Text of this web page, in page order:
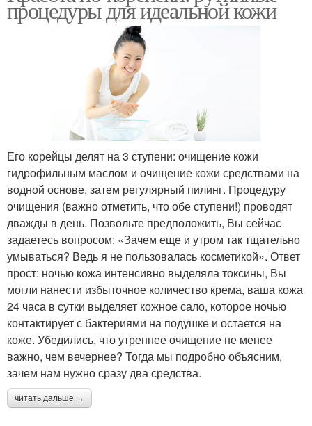
процедуры для идеальной кожи
Его корейцы делят на 3 ступени: очищение кожи
гидрофильным маслом и очищение кожи средствами на
водной основе, затем регулярный пилинг. Процедуру
очищения (важно отметить, что обе ступени!) проводят
дважды в день. Позвольте предположить, Вы сейчас
задаетесь вопросом: «Зачем еще и утром так тщательно
умываться? Ведь я не пользовалась косметикой». Ответ
прост: ночью кожа интенсивно выделяла токсины, Вы
могли нанести избыточное количество крема, ваша кожа
24 часа в сутки выделяет кожное сало, которое ночью
контактирует с бактериями на подушке и остается на
коже. Убедились, что утреннее очищение не менее
важно, чем вечернее? Тогда мы подробно объясним,
зачем нам нужно сразу два средства.
читать дальше →